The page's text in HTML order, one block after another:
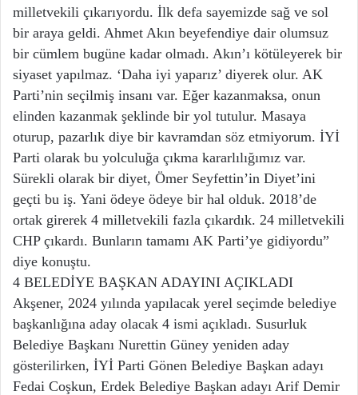
milletvekili çıkarıyordu. İlk defa sayemizde sağ ve sol
bir araya geldi. Ahmet Akın beyefendiye dair olumsuz
bir cümlem bugüne kadar olmadı. Akın’ı kötüleyerek bir
siyaset yapılmaz. ‘Daha iyi yaparız’ diyerek olur. AK
Parti’nin seçilmiş insanı var. Eğer kazanmaksa, onun
elinden kazanmak şeklinde bir yol tutulur. Masaya
oturup, pazarlık diye bir kavramdan söz etmiyorum. İYİ
Parti olarak bu yolculuğa çıkma kararlılığımız var.
Sürekli olarak bir diyet, Ömer Seyfettin’in Diyet’ini
geçti bu iş. Yani ödeye ödeye bir hal olduk. 2018’de
ortak girerek 4 milletvekili fazla çıkardık. 24 milletvekili
CHP çıkardı. Bunların tamamı AK Parti’ye gidiyordu”
diye konuştu.
4 BELEDİYE BAŞKAN ADAYINI AÇIKLADI
Akşener, 2024 yılında yapılacak yerel seçimde belediye
başkanlığına aday olacak 4 ismi açıkladı. Susurluk
Belediye Başkanı Nurettin Güney yeniden aday
gösterilirken, İYİ Parti Gönen Belediye Başkan adayı
Fedai Coşkun, Erdek Belediye Başkan adayı Arif Demir